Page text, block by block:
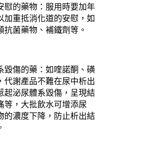
的藥物：服用時要加年
加重抵消化道的安慰，如
抗菌藥物、補鐵劑等。
傷的藥：如喹諾酮、磺
代謝產品不難在尿中析出
起泌尿體系毀傷，呈現結
等，大批飲水可增添尿
的濃度下降，防止析出結